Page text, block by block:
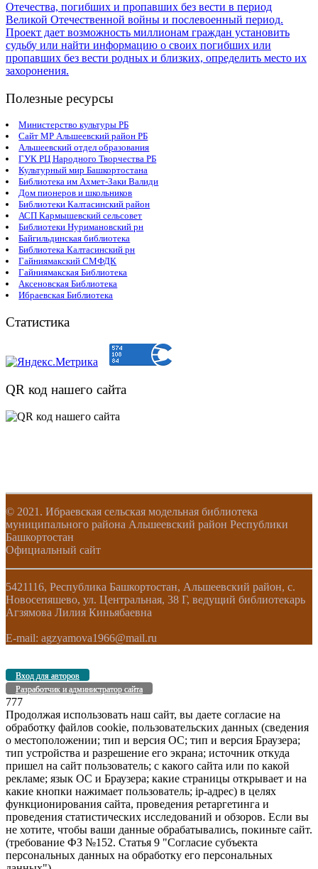
Полезные ресурсы
Министерство культуры РБ
Сайт МР Альшеевский район РБ
Альшеевский отдел образования
ГУК РЦ Народного Творчества РБ
Культурный мир Башкортостана
Библиотека им Ахмет-Заки Валиди
Дом пионеров и школьников
Библиотеки Калтасинский район
АСП Кармышевский сельсовет
Библиотеки Нуримановский рн
Байгильдинская библиотека
Библиотека Калтасинский рн
Гайниямакский СМФДК
Гайниямакская Библиотека
Аксеновская Библиотека
Ибраевская Библиотека
Статистика
QR код нашего сайта
© 2021. Ибраевская сельская модельная библиотека
муниципального района Альшеевский район Республики
Башкортостан
Официальный сайт
5421116, Республика Башкортостан, Альшеевский район, с.
Новосепяшево, ул. Центральная, 38 Г, ведущий библиотекарь
Агзямова Лилия Киньябаевна
E-mail: agzyamova1966@mail.ru
Вход для авторов
Разработчик и администратор сайта
777
Продолжая использовать наш сайт, вы даете согласие на
обработку файлов cookie, пользовательских данных (сведения
о местоположении; тип и версия ОС; тип и версия Браузера;
тип устройства и разрешение его экрана; источник откуда
пришел на сайт пользователь; с какого сайта или по какой
рекламе; язык ОС и Браузера; какие страницы открывает и на
какие кнопки нажимает пользователь; ip-адрес) в целях
функционирования сайта, проведения ретаргетинга и
проведения статистических исследований и обзоров. Если вы
не хотите, чтобы ваши данные обрабатывались, покиньте сайт.
(требование ФЗ №152. Статья 9 "Согласие субъекта
персональных данных на обработку его персональных